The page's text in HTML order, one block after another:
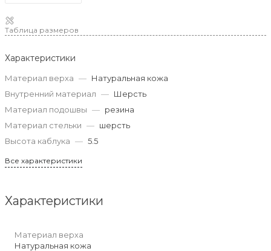
Таблица размеров
Характеристики
Материал верха — Натуральная кожа
Внутренний материал — Шерсть
Материал подошвы — резина
Материал стельки — шерсть
Высота каблука — 5.5
Все характеристики
Характеристики
Материал верха
Натуральная кожа